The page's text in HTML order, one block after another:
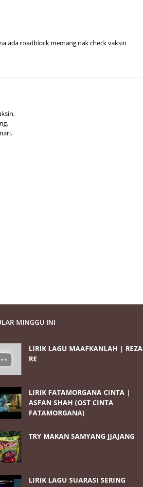
ada roadblock memang nak check vaksin
MINGGU INI
LIRIK LAGU MAAFKANLAH | REZA
RE
LIRIK FATAMORGANA CINTA |
ASFAN SHAH (OST CINTA
FATAMORGANA)
TRY MAKAN SAMYANG JJAJANG
LIRIK LAGU SUARASI SERING